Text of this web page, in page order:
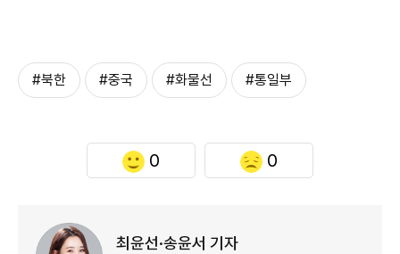
#북한 #중국 #화물선 #통일부
0 0
최윤선·송윤서 기자